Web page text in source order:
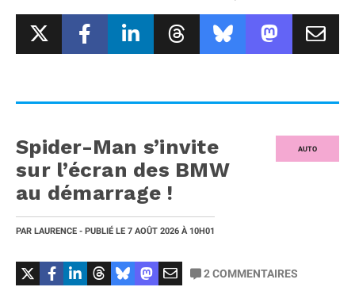
AUTO
Spider-Man s’invite
sur l’écran des BMW
au démarrage !
PAR LAURENCE - PUBLIÉ LE 7 AOÛT 2026 À 10H01
2COMMENTAIRES